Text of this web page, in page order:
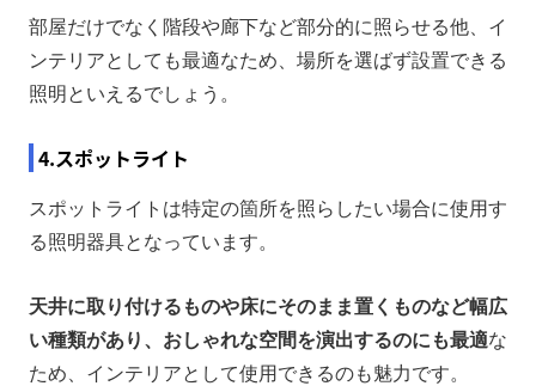
部屋だけでなく階段や廊下など部分的に照らせる他、イ
ンテリアとしても最適なため、場所を選ばず設置できる
照明といえるでしょう。
4.スポットライト
スポットライトは特定の箇所を照らしたい場合に使用す
る照明器具となっています。
天井に取り付けるものや床にそのまま置くものなど幅広
い種類があり、おしゃれな空間を演出するのにも最適な
ため、インテリアとして使用できるのも魅力です。